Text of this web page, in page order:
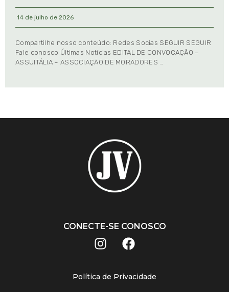
14 de julho de 2026
Compartilhe nosso conteúdo: Redes Socias SEGUIR SEGUIR
Fale conosco Últimas Notícias EDITAL DE CONVOCAÇÃO –
ASSUITÁLIA – ASSOCIAÇÃO DE MORADORES …
CONECTE-SE CONOSCO
Política de Privacidade